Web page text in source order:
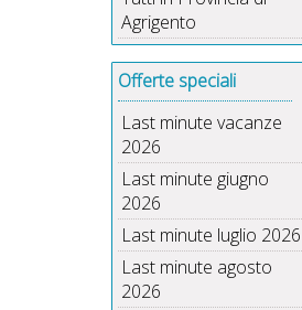
Agrigento
Offerte speciali
Last minute vacanze
2026
Last minute giugno
2026
Last minute luglio 2026
Last minute agosto
2026